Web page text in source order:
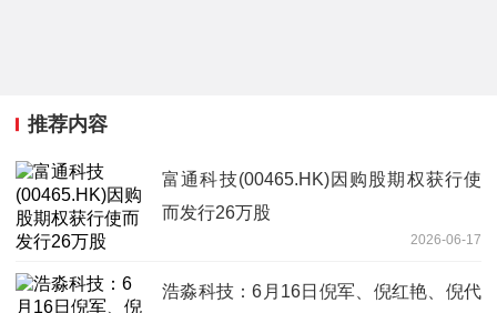
推荐内容
富通科技(00465.HK)因购股期权获行使
而发行26万股
2026-06-17
浩淼科技：6月16日倪军、倪红艳、倪代